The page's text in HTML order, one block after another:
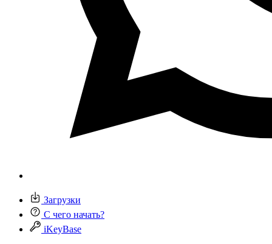
Загрузки
С чего начать?
iKeyBase